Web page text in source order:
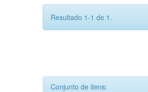
Resultado 1-1 de 1.
Conjunto de itens: